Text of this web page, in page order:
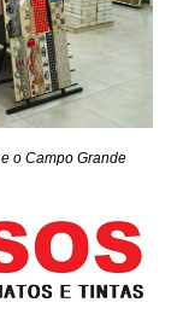
o Campo Grande